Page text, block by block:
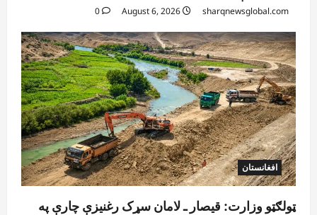
sharqnewsglobal.com
0
افغانستان
ټولګټو وزارت: قیصار ـ لامان سړک رغنیزې چارې په